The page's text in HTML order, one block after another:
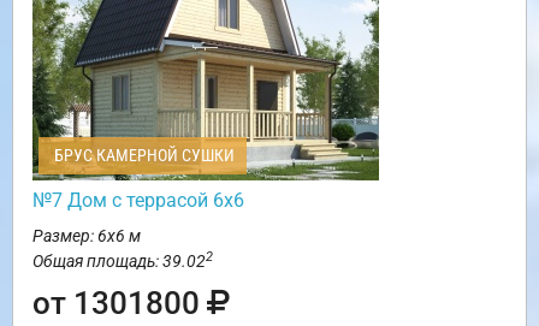
БРУС КАМЕРНОЙ СУШКИ
№7 Дом с террасой 6х6
Размер: 6х6 м
Общая площадь: 39.022
от 1301800